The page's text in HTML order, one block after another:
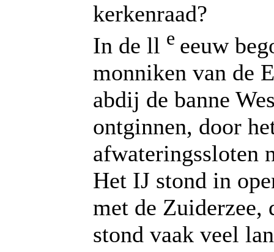
kerkenraad?
In de ll e eeuw
monniken van de
abdij de banne
ontginnen, door
afwateringssloten
Het IJ stond in
met de Zuiderzee,
stond vaak veel